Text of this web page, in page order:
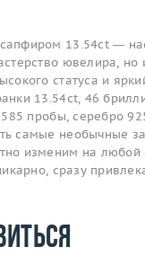
13.54ct —
ювелира, но
статуса и
13.54ct, 46
пробы, серебро
самые необычные
изменим на любой
сразу